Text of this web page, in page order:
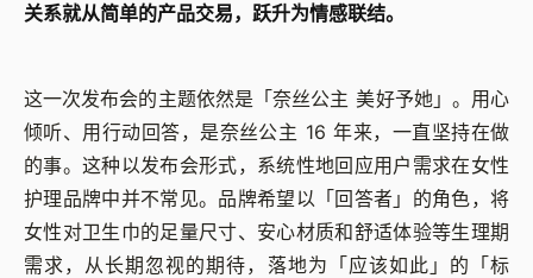
关系就从简单的产品交易，跃升为情感联结。
这一次发布会的主题依然是「奈丝公主 美好予她」。用心
倾听、用行动回答，是奈丝公主 16 年来，一直坚持在做
的事。这种以发布会形式，系统性地回应用户需求在女性
护理品牌中并不常见。品牌希望以「回答者」的角色，将
女性对卫生巾的足量尺寸、安心材质和舒适体验等生理期
需求，从长期忽视的期待，落地为「应该如此」的「标